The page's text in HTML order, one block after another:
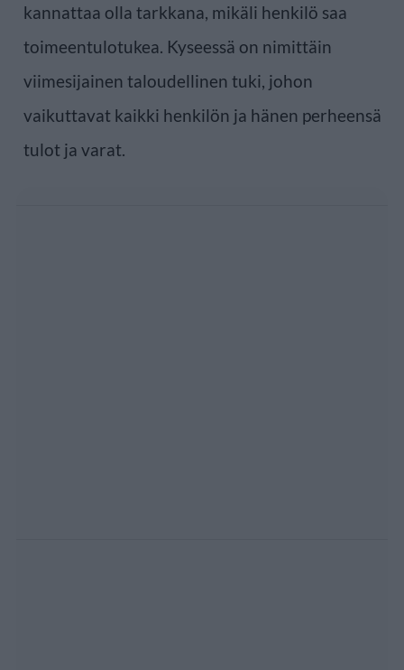
kannattaa olla tarkkana, mikäli henkilö saa
toimeentulotukea. Kyseessä on nimittäin
viimesijainen taloudellinen tuki, johon
vaikuttavat kaikki henkilön ja hänen perheensä
tulot ja varat.